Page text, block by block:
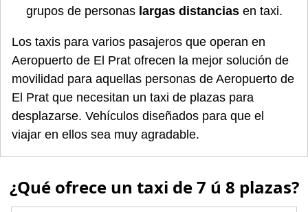
grupos de personas largas distanciasen taxi.
Los taxis para varios pasajeros que operan en
Aeropuerto de El Prat ofrecen la mejor solución de
movilidad para aquellas personas de Aeropuerto de
El Prat que necesitan un taxi de plazas para
desplazarse. Vehículos diseñados para que el
viajar en ellos sea muy agradable.
¿Qué ofrece un taxi de 7 ú 8 plazas?